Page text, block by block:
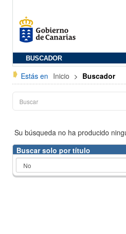
BUSCADOR
Estás en Inicio > Buscador
Su búsqueda no ha producido
Buscar solo por título